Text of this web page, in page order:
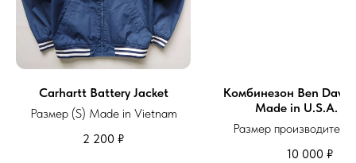
Carhartt Battery Jacket
Размер (S) Made in Vietnam
2 200 ₽
Комбинезон Ben
Made in U.S.A. 42
Размер
10 000 ₽